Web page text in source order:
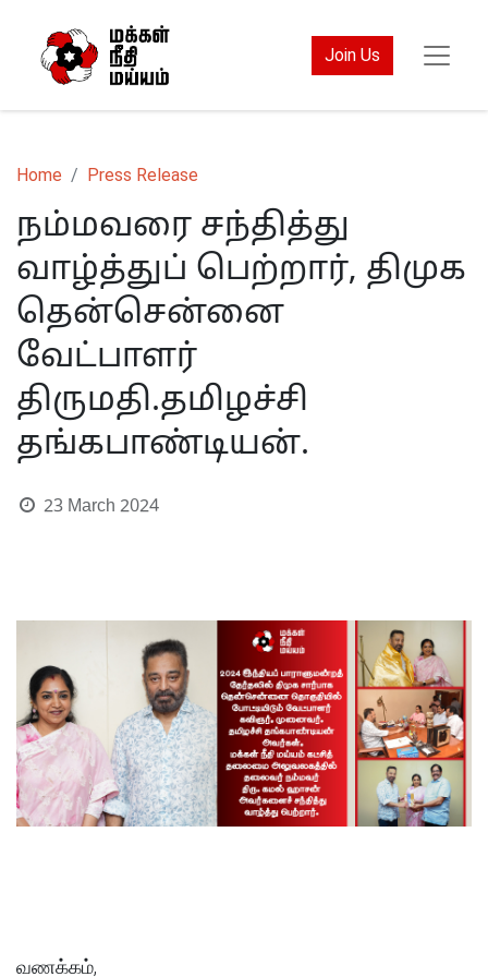
Join Us
Home Press Release
நம்மவரை சந்தித்து
வாழ்த்துப் பெற்றார், திமுக
தென்சென்னை
வேட்பாளர்
திருமதி.தமிழச்சி
தங்கபாண்டியன்.
23 March 2024
வணக்கம்,